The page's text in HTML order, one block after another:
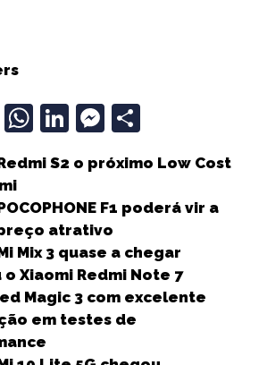
E
W
a
ts
A
p
p
Li
k
e
dI
n
M
ss
e
n
g
e
r
a
r
S2 o próximo Low Cost
F1 poderá vir a
atrativo
Mix 3 quase a chegar
o Xiaomi Redmi Note 7
Magic 3 com excelente
em testes de